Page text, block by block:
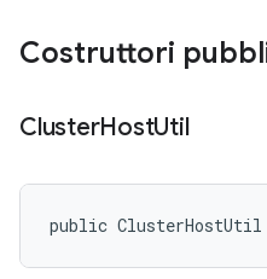
Costruttori
ClusterHostUtil
public